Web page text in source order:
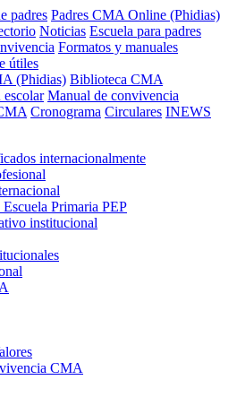
padres Padres CMA Online (Phidias)
Noticias Escuela para padres
Formatos y manuales
útiles
(Phidias) Biblioteca CMA
Manual de convivencia
Cronograma Circulares INEWS
internacionalmente
Primaria PEP
institucional
CMA